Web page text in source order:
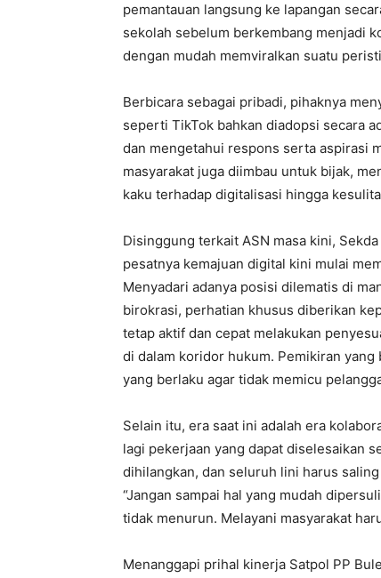
pemantauan langsung ke lapangan
sekolah sebelum berkembang menjadi
dengan mudah memviralkan suatu
Berbicara sebagai pribadi, pihaknya
seperti TikTok bahkan diadopsi secara
dan mengetahui respons serta aspirasi
masyarakat juga diimbau untuk bijak,
kaku terhadap digitalisasi hingga
Disinggung terkait ASN masa kini,
pesatnya kemajuan digital kini mulai
Menyadari adanya posisi dilematis di
birokrasi, perhatian khusus diberikan
tetap aktif dan cepat melakukan
di dalam koridor hukum. Pemikiran
yang berlaku agar tidak memicu
Selain itu, era saat ini adalah era
lagi pekerjaan yang dapat diselesaikan
dihilangkan, dan seluruh lini harus
“Jangan sampai hal yang mudah
tidak menurun. Melayani masyarakat
Menanggapi prihal kinerja Satpol PP